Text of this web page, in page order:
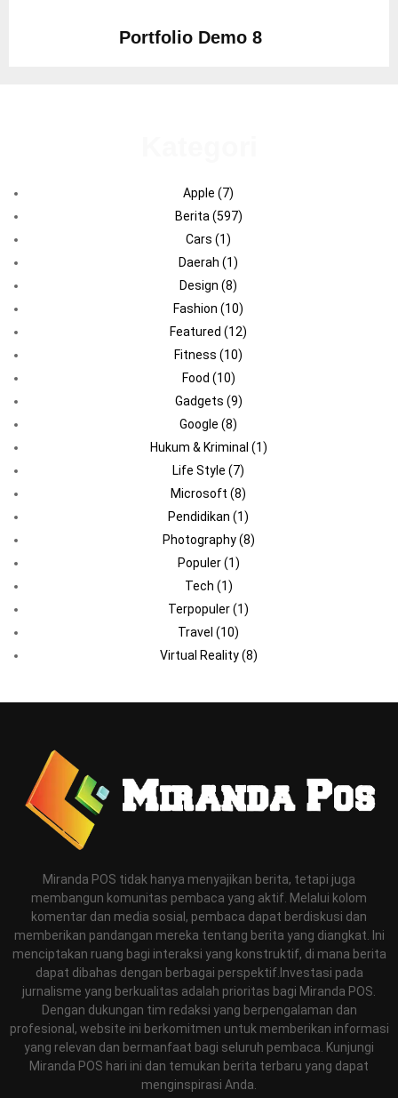
Portfolio Demo 8
Apple (7)
Berita (597)
Cars (1)
Daerah (1)
Design (8)
Fashion (10)
Featured (12)
Fitness (10)
Food (10)
Gadgets (9)
Google (8)
Hukum & Kriminal (1)
Life Style (7)
Microsoft (8)
Pendidikan (1)
Photography(8)
Populer(1)
Tech (1)
Terpopuler(1)
Travel (10)
Virtual Reality(8)
Miranda POS tidak hanya menyajikan berita, tetapi juga
membangun komunitas pembaca yang aktif. Melalui kolom
komentar dan media sosial, pembaca dapat berdiskusi dan
memberikan pandangan mereka tentang berita yang diangkat. Ini
menciptakan ruang bagi interaksi yang konstruktif, di mana berita
dapat dibahas dengan berbagai perspektif.Investasi pada
jurnalisme yang berkualitas adalah prioritas bagi Miranda POS.
Dengan dukungan tim redaksi yang berpengalaman dan
profesional, website ini berkomitmen untuk memberikan informasi
yang relevan dan bermanfaat bagi seluruh pembaca. Kunjungi
Miranda POS hari ini dan temukan berita terbaru yang dapat
menginspirasi Anda.